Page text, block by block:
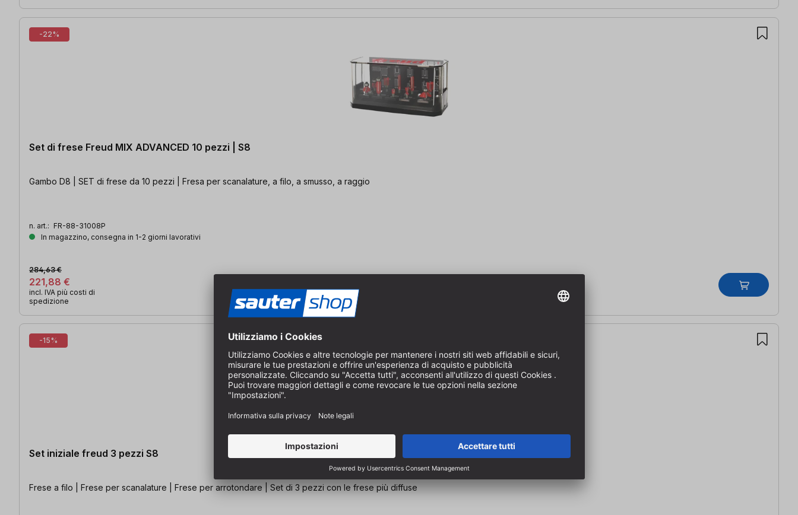
-22%
Set di frese Freud MIX ADVANCED 10 pezzi | S8
Gambo D8 | SET di frese da 10 pezzi | Fresa per scanalature, a filo, a smusso, a raggio
n. art.: FR-88-31008P
In magazzino, consegna in 1-2 giorni lavorativi
221,88 €
284,63 €
incl. IVA più costi di
spedizione
-15%
Set iniziale freud 3 pezzi S8
Frese a filo | Frese per scanalature | Frese per arrotondare | Set di 3 pezzi con le frese più diffuse